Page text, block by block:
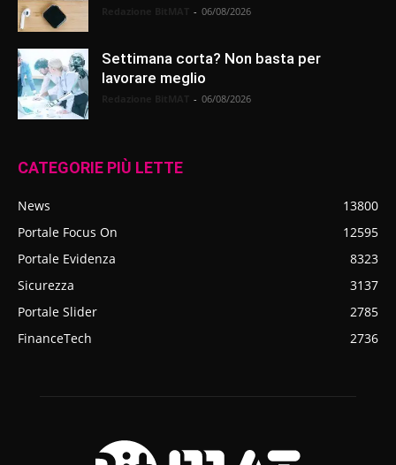
- 06/08/2026
Settimana corta? Non basta per
lavorare meglio
- 06/08/2026
CATEGORIE PIÙ LETTE
News
13800
Portale Focus On
12595
Portale Evidenza
8323
Sicurezza
3137
Portale Slider
2785
FinanceTech
2736